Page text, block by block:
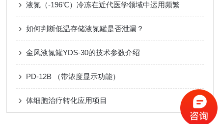
液氮（-196℃）冷冻在近代医学领域中运用频繁
如何判断低温存储液氮罐是否泄漏？
金凤液氮罐YDS-30的技术参数介绍
PD-12B （带浓度显示功能）
体细胞治疗转化应用项目